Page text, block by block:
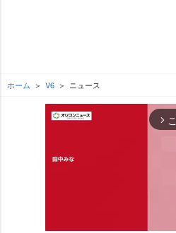
ホーム V6 ニュース
arrow_forward_ios